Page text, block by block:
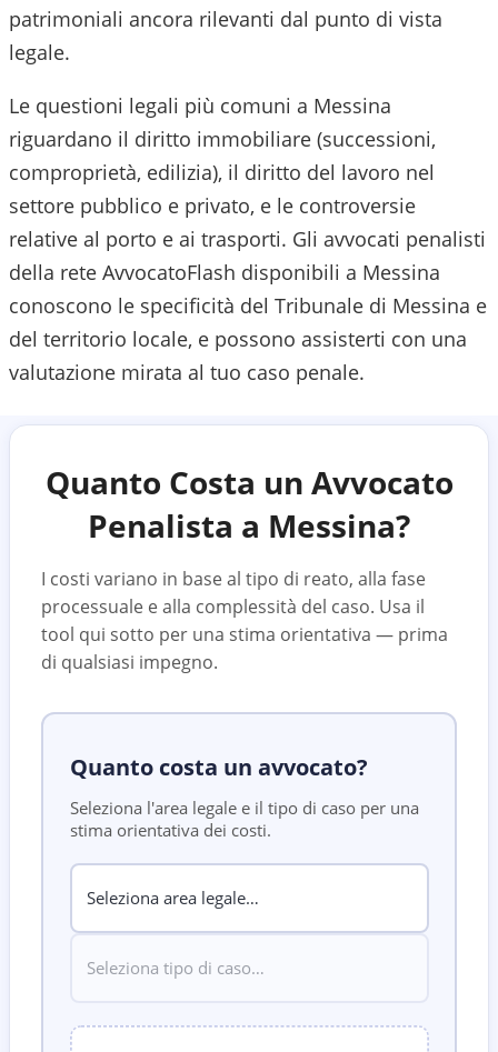
patrimoniali ancora rilevanti dal punto di vista
legale.
Le questioni legali più comuni a Messina
riguardano il diritto immobiliare (successioni,
comproprietà, edilizia), il diritto del lavoro nel
settore pubblico e privato, e le controversie
relative al porto e ai trasporti. Gli avvocati penalisti
della rete AvvocatoFlash disponibili a Messina
conoscono le specificità del Tribunale di Messina e
del territorio locale, e possono assisterti con una
valutazione mirata al tuo caso penale.
Quanto Costa un Avvocato
Penalista a Messina?
I costi variano in base al tipo di reato, alla fase
processuale e alla complessità del caso. Usa il
tool qui sotto per una stima orientativa — prima
di qualsiasi impegno.
Quanto costa un avvocato?
Seleziona l'area legale e il tipo di caso per una
stima orientativa dei costi.